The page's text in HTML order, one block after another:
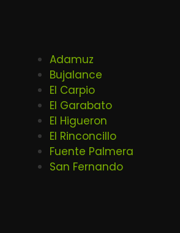
Adamuz
Bujalance
El Carpio
El Garabato
El Higueron
El Rinconcillo
Fuente Palmera
San Fernando